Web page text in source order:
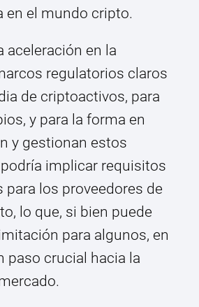
en el mundo cripto.
aceleración en la
regulatorios claros
de criptoactivos, para
y para la forma en
y gestionan estos
implicar requisitos
los proveedores de
lo que, si bien puede
para algunos, en
paso crucial hacia la